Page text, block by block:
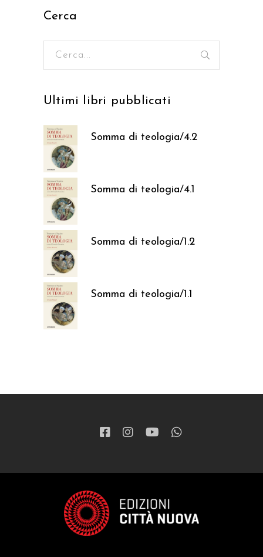
Cerca
Ultimi libri pubblicati
Somma di teologia/4.2
37,05€
Somma di teologia/4.1
37,05€
Somma di teologia/1.2
37,05€
Somma di teologia/1.1
37,05€